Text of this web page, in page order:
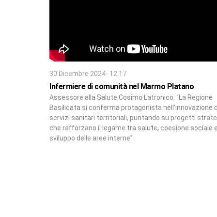
30 Dicembre 2024- 12:17
Infermiere di comunità nel Marmo Platano
Assessore alla Salute Cosimo Latronico: “La Regione
Basilicata si conferma protagonista nell’innovazione
servizi sanitari territoriali, puntando su progetti
che rafforzano il legame tra salute, coesione sociale e
sviluppo delle aree interne”